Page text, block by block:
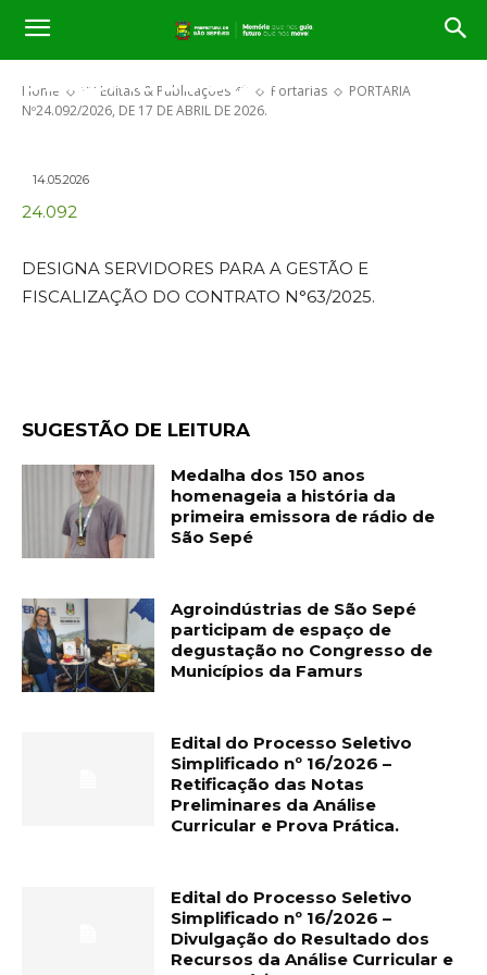
Home ** Editais & Publicações ** Portarias
PORTARIA
Nº24.092/2026, DE 17 DE ABRIL DE 2026.
PORTARIA Nº24.092/2026, DE 17
DE ABRIL DE 2026.
14.05.2026
24.092
DESIGNA SERVIDORES PARA A GESTÃO E
FISCALIZAÇÃO DO CONTRATO N°63/2025.
SUGESTÃO DE LEITURA
Medalha dos 150 anos
homenageia a história da
primeira emissora de rádio de
São Sepé
Agroindústrias de São Sepé
participam de espaço de
degustação no Congresso de
Municípios da Famurs
Edital do Processo Seletivo
Simplificado nº 16/2026 –
Retificação das Notas
Preliminares da Análise
Curricular e Prova Prática.
Edital do Processo Seletivo
Simplificado nº 16/2026 –
Divulgação do Resultado dos
Recursos da Análise Curricular e